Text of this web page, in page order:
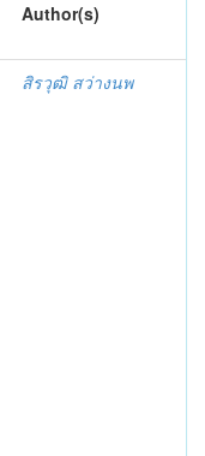
Author(s)
สิรวุฒิ สว่างนพ